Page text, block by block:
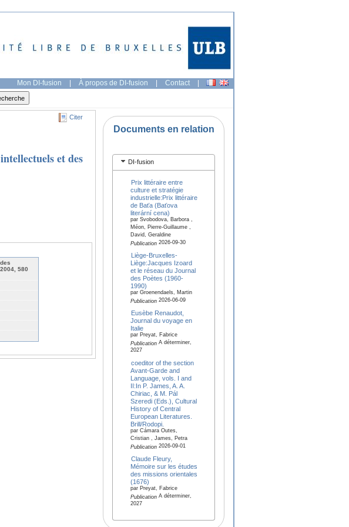
Mon DI-fusion | À propos de DI-fusion | Contact |
Citer
et des
580
Documents en relation
DI-fusion
Prix littéraire entre
culture et stratégie
industrielle:Prix littéraire
de Baťa (Baťova
literární cena)
par Svobodova, Barbora ,
Méon, Pierre-Guillaume ,
David, Geraldine
Publication2026-09-30
Liège-Bruxelles-
Liège:Jacques Izoard
et le réseau du Journal
des Poètes (1960-
1990)
par Groenendaels, Martin
Publication2026-06-09
Eusèbe Renaudot,
Journal du voyage en
Italie
par Preyat, Fabrice
PublicationA déterminer,
2027
coeditor of the section
Avant-Garde and
Language, vols. I and
II:In P. James, A. A.
Chiriac, & M. Pál
Szeredi (Eds.), Cultural
History of Central
European Literatures.
Brill/Rodopi.
par Cámara Outes,
Cristian , James, Petra
Publication2026-09-01
Claude Fleury,
Mémoire sur les études
des missions orientales
(1676)
par Preyat, Fabrice
PublicationA déterminer,
2027